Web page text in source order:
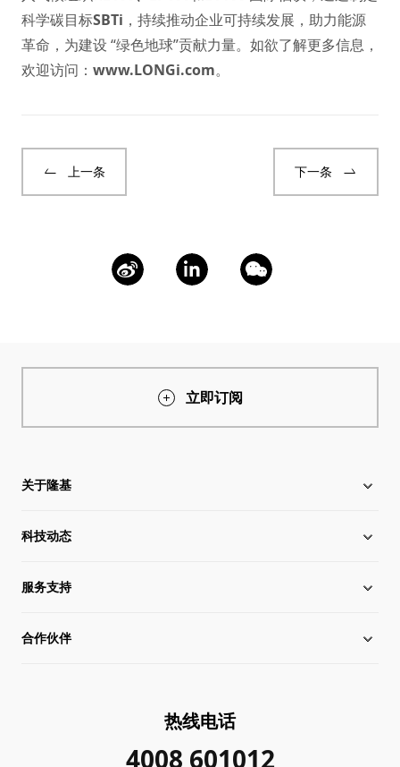
科学碳目标SBTi ，持续推动企业可持续发展，助力能源
革命，为建设 “绿色地球”贡献力量。如欲了解更多信息，
欢迎访问： www.LONGi.com。
上一条 下一条
立即订阅
关于隆基
关于隆基
全球化布局
管理层信息
科技动态
硅片价格
行业动态
服务支持
下载中心
合作伙伴
热线电话
4008 601012